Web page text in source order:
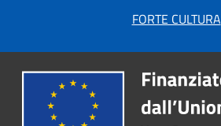
FORTE CULTURA